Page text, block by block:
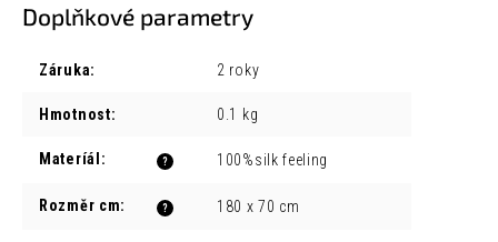
Doplňkové parametry
Záruka: 2 roky
Hmotnost: 0.1 kg
?
Materíál : 100%silk feeling
?
Rozměr cm: 180 x 70 cm